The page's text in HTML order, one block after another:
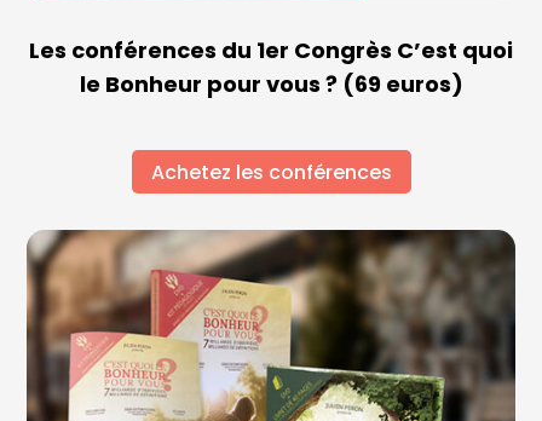
Les conférences du 1er Congrès C’est quoi
le Bonheur pour vous ? (69 euros)
Achetez les conférences